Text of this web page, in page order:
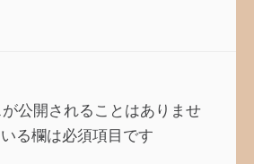
が公開されることはありませ
る欄は必須項目です